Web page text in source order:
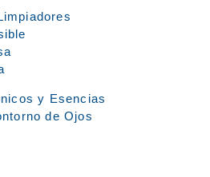
y Esencias
de Ojos
de Farmacia del